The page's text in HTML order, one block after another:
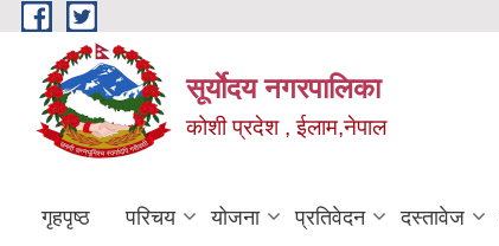
Skip to main content
सूर्याेदय नगरपालिका
कोशी प्रदेश , ईलाम,नेपाल
गृहपृष्ठ परिचय योजना प्रतिवेदन दस्तावेज